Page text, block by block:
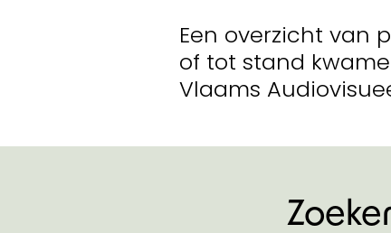
Een overzicht van
of tot stand
Vlaams